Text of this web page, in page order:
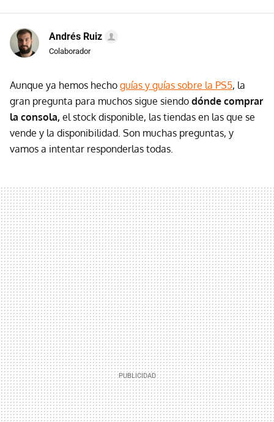
Andrés Ruiz
Colaborador
Aunque ya hemos hecho guías y guías sobre la PS5, la
gran pregunta para muchos sigue siendo dónde comprar
la consola, el stock disponible, las tiendas en las que se
vende y la disponibilidad. Son muchas preguntas, y
vamos a intentar responderlas todas.